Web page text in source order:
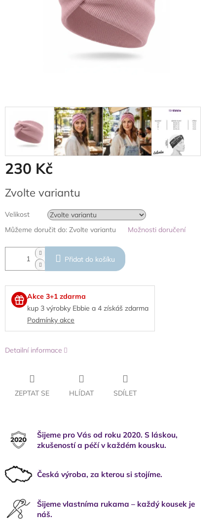
230 Kč
cena:
Zvolte variantu
Velikost
Můžeme doručit do: Zvolte variantu Možnosti doručení
Přidat do košíku
Akce 3+1 zdarma
kup 3 výrobky Ebbie a 4 získáš zdarma
Podmínky akce
Detailní informace
ZEPTAT SE HLÍDAT SDÍLET
Šijeme pro Vás od roku 2020. S láskou,
zkušeností a péčí v každém kousku.
Česká výroba, za kterou si stojíme.
Šijeme vlastníma rukama – každý kousek je
náš.